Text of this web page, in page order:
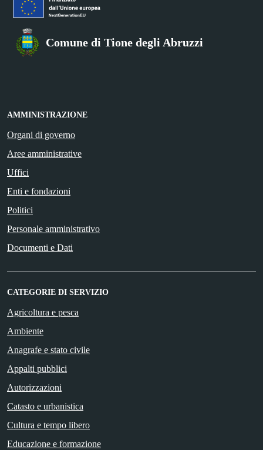
Comune di Tione degli Abruzzi
AMMINISTRAZIONE
Organi di governo
Aree amministrative
Uffici
Enti e fondazioni
Politici
Personale amministrativo
Documenti e Dati
CATEGORIE DI SERVIZIO
Agricoltura e pesca
Ambiente
Anagrafe e stato civile
Appalti pubblici
Autorizzazioni
Catasto e urbanistica
Cultura e tempo libero
Educazione e formazione